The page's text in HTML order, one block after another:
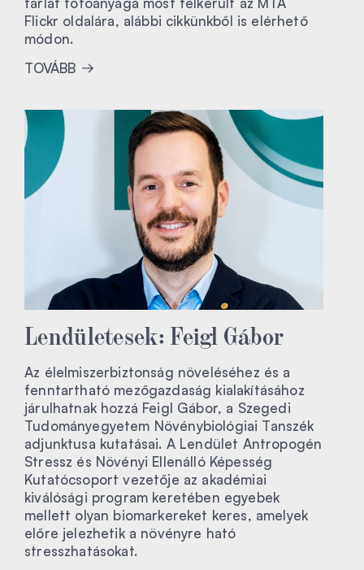
Flickr oldalára, alábbi cikkünkből is elérhető
módon.
TOVÁBB
Lendületesek: Feigl Gábor
Az élelmiszerbiztonság növeléséhez és a
fenntartható mezőgazdaság kialakításához
járulhatnak hozzá Feigl Gábor, a Szegedi
Tudományegyetem Növénybiológiai Tanszék
adjunktusa kutatásai. A Lendület Antropogén
Stressz és Növényi Ellenálló Képesség
Kutatócsoport vezetője az akadémiai
kiválósági program keretében egyebek
mellett olyan biomarkereket keres, amelyek
előre jelezhetik a növényre ható
stresszhatásokat.